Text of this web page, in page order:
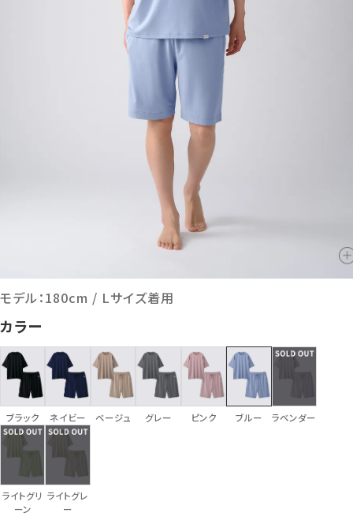
モデル：180cm / Lサイズ着用
カラー
ブラック ネイビー ベージュ グレー ピンク ブルー ラベンダー
ライトグリ
ーン
ライトグレ
ー